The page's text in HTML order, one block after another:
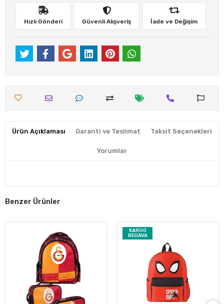
Hızlı Gönderi Güvenli Alışveriş İade ve Değişim
Ürün Açıklaması Garanti ve Teslimat Taksit Seçenekleri
Yorumlar
Benzer Ürünler
KARGO
BEDAVA